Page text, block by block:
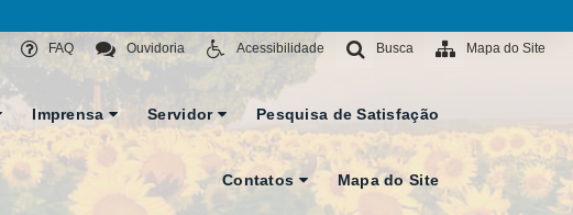
Mapa do Site
Busca
Acessibilidade
Ouvidoria
FAQ
Imprensa Servidor Pesquisa de Satisfação
Contatos Mapa do Site